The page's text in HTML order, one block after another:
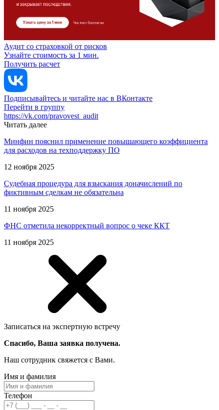
Аудит со страховкой от рисков
Узнайте стоимость за 1 мин.
Получить расчет
Подписывайтесь и читайте нас в ВКонтакте
Перейти в группу
https://vk.com/pravovest_audit
Читать далее
Минфин пояснил применение повышающего коэффициента
для расходов на техподдержку ПО
12 ноября 2025
Судебная процедура для взыскания доначислений по
фиктивным сделкам не обязательна
11 ноября 2025
ФНС отметила некорректный вопрос о чеке ККТ
11 ноября 2025
Записаться на экспертную встречу
Спасибо, Ваша заявка получена.
Наш сотрудник свяжется с Вами.
Имя и фамилия
Телефон